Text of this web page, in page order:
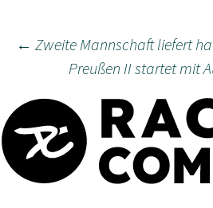
← Zweite Mannschaft liefert
Preußen II startet mit